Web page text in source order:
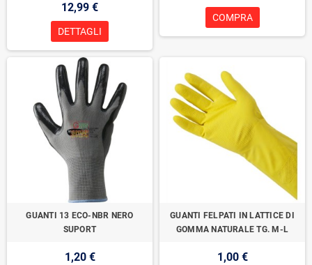
12,99 €
DETTAGLI
COMPRA
GUANTI 13 ECO-NBR NERO
SUPORT
1,20 €
GUANTI FELPATI IN LATTICE DI
GOMMA NATURALE TG. M-L
1,00 €